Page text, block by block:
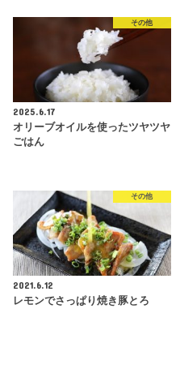
その他
2025.6.17
オリーブオイルを使ったツヤツヤ
ごはん
その他
2021.6.12
レモンでさっぱり焼き豚とろ